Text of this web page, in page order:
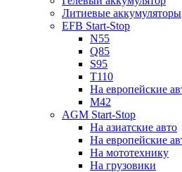
Литиевые аккумуляторы
EFB Start-Stop
N55
Q85
S95
T110
На европейские
M42
AGM Start-Stop
На азиатские авто
На европейские
На мототехнику
На грузовики